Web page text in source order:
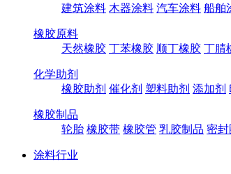
建筑涂料 木器涂料 汽车涂料 船舶
橡胶原料
天然橡胶 丁苯橡胶 顺丁橡胶 丁腈
化学助剂
橡胶助剂 催化剂 塑料助剂 添加剂
橡胶制品
轮胎 橡胶带 橡胶管 乳胶制品 密封
涂料行业